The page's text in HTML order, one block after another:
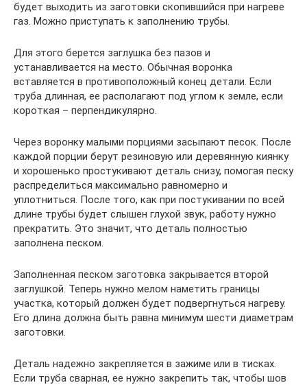
будет выходить из заготовки скопившийся при нагреве
газ. Можно приступать к заполнению трубы.
Для этого берется заглушка без пазов и
устанавливается на место. Обычная воронка
вставляется в противоположный конец детали. Если
труба длинная, ее располагают под углом к земле, если
короткая – перпендикулярно.
Через воронку малыми порциями засыпают песок. После
каждой порции берут резиновую или деревянную киянку
и хорошенько простукивают деталь снизу, помогая песку
распределиться максимально равномерно и
уплотниться. После того, как при постукивании по всей
длине трубы будет слышен глухой звук, работу нужно
прекратить. Это значит, что деталь полностью
заполнена песком.
Заполненная песком заготовка закрывается второй
заглушкой. Теперь нужно мелом наметить границы
участка, который должен будет подвергнуться нагреву.
Его длина должна быть равна минимум шести диаметрам
заготовки.
Деталь надежно закрепляется в зажиме или в тисках.
Если труба сварная, ее нужно закрепить так, чтобы шов